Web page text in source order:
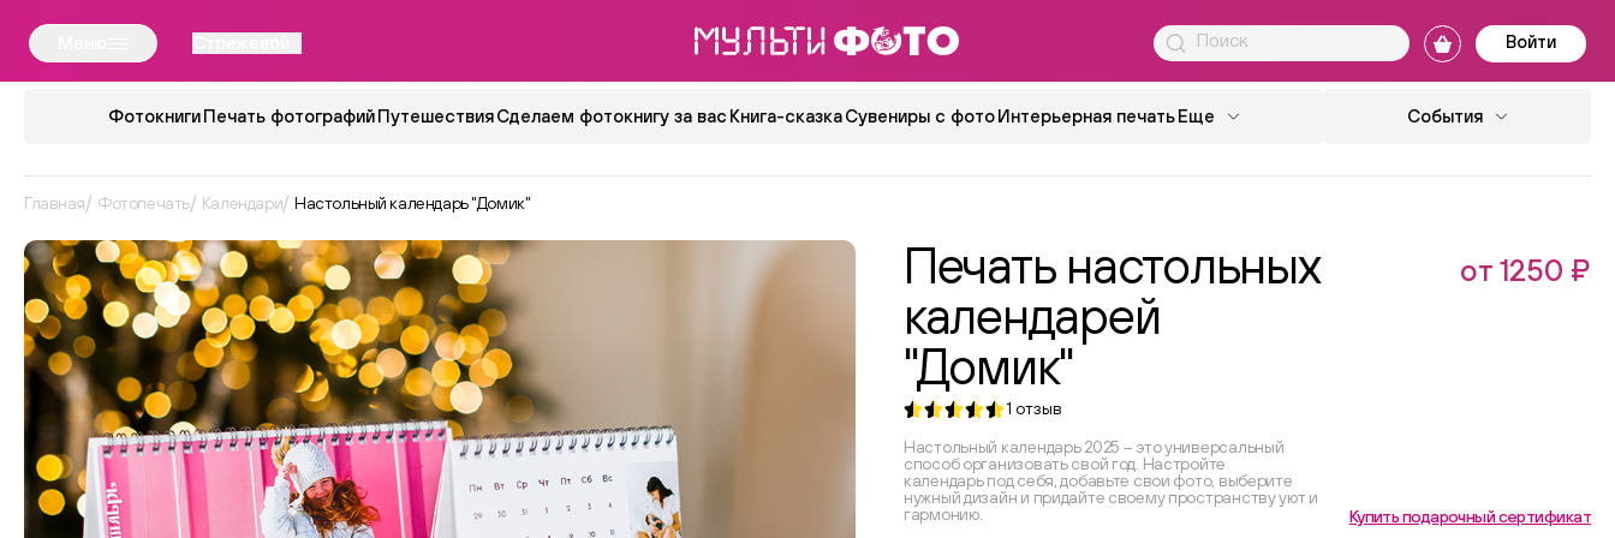
Войти
Фотокниги Печать фотографий Путешествия Сделаем фотокнигу за вас Книга-сказка Сувениры с фото Интерьерная печать Еще События
Главная Фотопечать Календари Настольный календарь "Домик"
Печать настольных
календарей
"Домик"
от 1250 ₽
1 отзыв
Настольный календарь 2025 – это универсальный
способ организовать свой год. Настройте
календарь под себя, добавьте свои фото, выберите
нужный дизайн и придайте своему пространству уют и
гармонию.
Купить подарочный сертификат